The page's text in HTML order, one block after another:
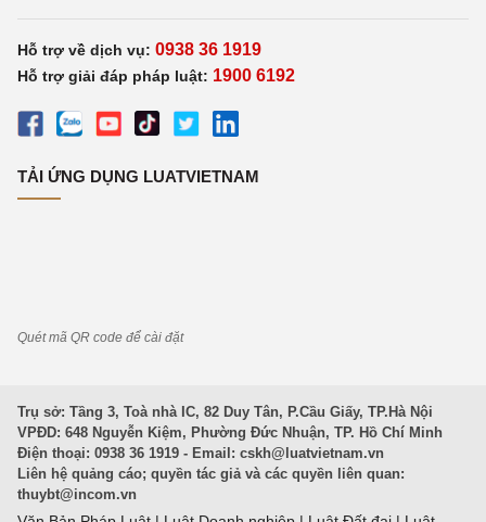
Hỗ trợ về dịch vụ: 0938 36 1919
Hỗ trợ giải đáp pháp luật: 1900 6192
TẢI ỨNG DỤNG LUATVIETNAM
Quét mã QR code để cài đặt
Trụ sở: Tầng 3, Toà nhà IC, 82 Duy Tân, P.Cầu Giấy, TP.Hà Nội
VPĐD: 648 Nguyễn Kiệm, Phường Đức Nhuận, TP. Hồ Chí Minh
Điện thoại: 0938 36 1919 - Email: cskh@luatvietnam.vn
Liên hệ quảng cáo; quyền tác giả và các quyền liên quan:
thuybt@incom.vn